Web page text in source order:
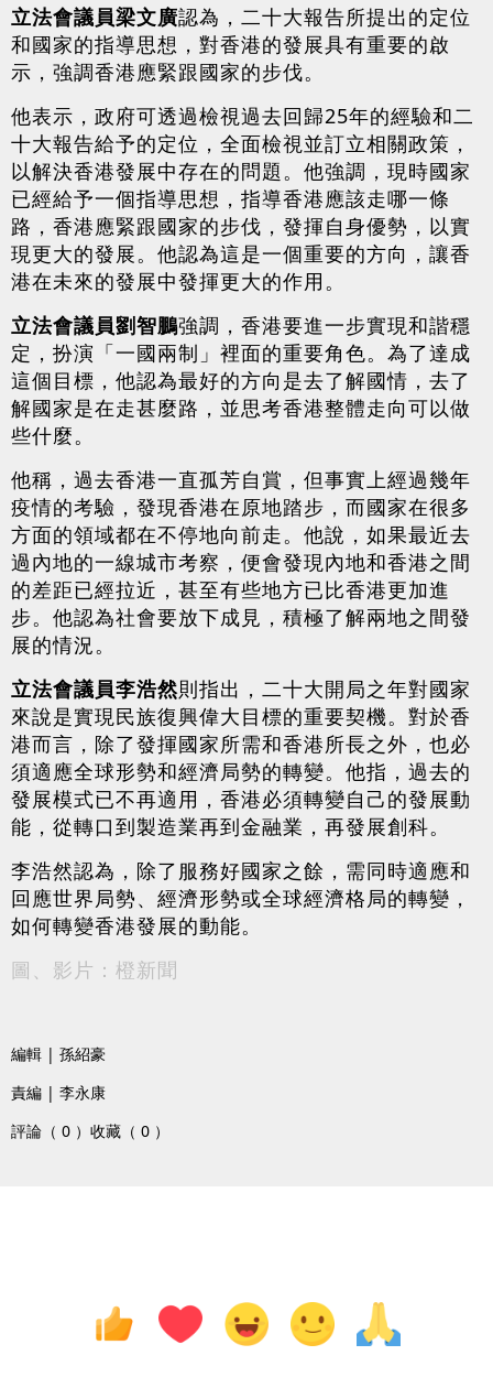
立法會議員梁文廣認為，二十大報告所提出的定位
和國家的指導思想，對香港的發展具有重要的啟
示，強調香港應緊跟國家的步伐。
他表示，政府可透過檢視過去回歸25年的經驗和二
十大報告給予的定位，全面檢視並訂立相關政策，
以解決香港發展中存在的問題。他強調，現時國家
已經給予一個指導思想，指導香港應該走哪一條
路，香港應緊跟國家的步伐，發揮自身優勢，以實
現更大的發展。他認為這是一個重要的方向，讓香
港在未來的發展中發揮更大的作用。
立法會議員劉智鵬強調，香港要進一步實現和諧穩
定，扮演「一國兩制」裡面的重要角色。為了達成
這個目標，他認為最好的方向是去了解國情，去了
解國家是在走甚麼路，並思考香港整體走向可以做
些什麼。
他稱，過去香港一直孤芳自賞，但事實上經過幾年
疫情的考驗，發現香港在原地踏步，而國家在很多
方面的領域都在不停地向前走。他說，如果最近去
過內地的一線城市考察，便會發現內地和香港之間
的差距已經拉近，甚至有些地方已比香港更加進
步。他認為社會要放下成見，積極了解兩地之間發
展的情況。
立法會議員李浩然則指出，二十大開局之年對國家
來說是實現民族復興偉大目標的重要契機。對於香
港而言，除了發揮國家所需和香港所長之外，也必
須適應全球形勢和經濟局勢的轉變。他指，過去的
發展模式已不再適用，香港必須轉變自己的發展動
能，從轉口到製造業再到金融業，再發展創科。
李浩然認為，除了服務好國家之餘，需同時適應和
回應世界局勢、經濟形勢或全球經濟格局的轉變，
如何轉變香港發展的動能。
圖、影片：橙新聞
編輯 | 孫紹豪
責編 | 李永康
評論（ 0 ） 收藏（ 0 ）